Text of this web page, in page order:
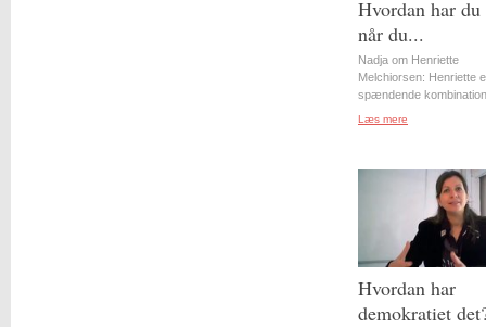
Hvordan har du
når du...
Nadja om Henriette
Melchiorsen: Henriette
spændende
Læs mere
Hvordan har
demokratiet